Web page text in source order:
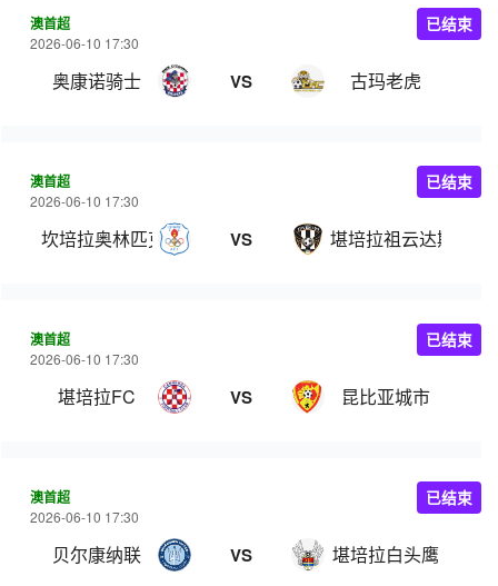
澳首超
2026-06-10 17:30
奥康诺骑士 VS 古玛老虎
已结束
澳首超
2026-06-10 17:30
坎培拉奥林匹克 VS 堪培拉祖云达斯
已结束
澳首超
2026-06-10 17:30
堪培拉FC VS 昆比亚城市
已结束
澳首超
2026-06-10 17:30
贝尔康纳联 VS 堪培拉白头鹰
已结束